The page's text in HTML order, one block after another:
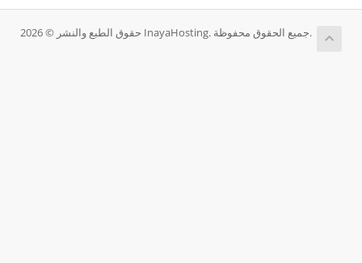
حقوق الطبع والنشر © 2026 InayaHosting. جميع الحقوق محفوظة.